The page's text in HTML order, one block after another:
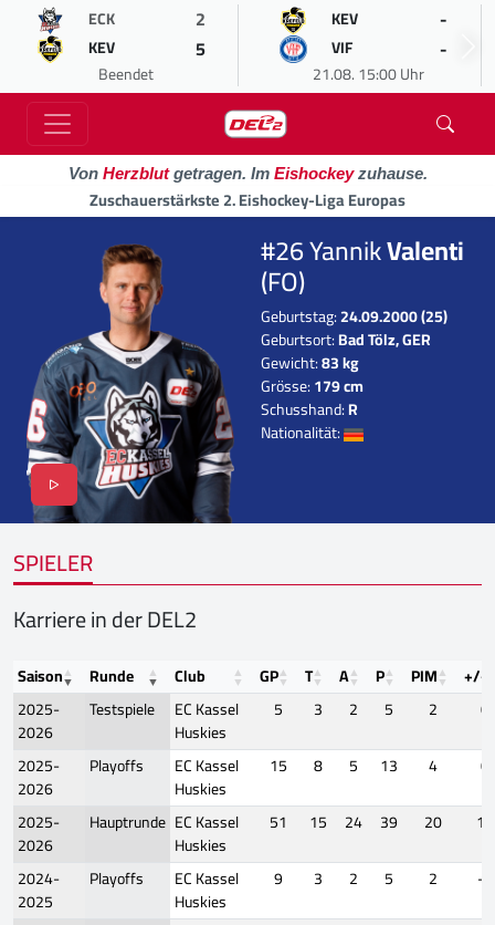
ECK 2
KEV 5
Beendet
KEV -
VIF -
21.08. 15:00 Uhr
Von Herzblutgetragen. Im Eishockeyzuhause.
Zuschauerstärkste 2. Eishockey-Liga Europas
#26 YannikValenti
(FO)
Geburtstag:24.09.2000 (25)
Geburtsort:Bad Tölz, GER
Gewicht:83 kg
Grösse:179 cm
Schusshand:R
Nationalität:
SPIELER
Karriere in der DEL2
Saison Runde Club GP T A P PIM
+/-
2025-
2026
Testspiele
EC Kassel
Huskies
5 3 2 5 2
0
2025-
2026
Playoffs
EC Kassel
Huskies
15 8 5 13 4
0
2025-
2026
Hauptrunde EC Kassel
Huskies
51 15 24 39 20
11
2024-
2025
Playoffs
EC Kassel
Huskies
9 3 2 5 2
-1